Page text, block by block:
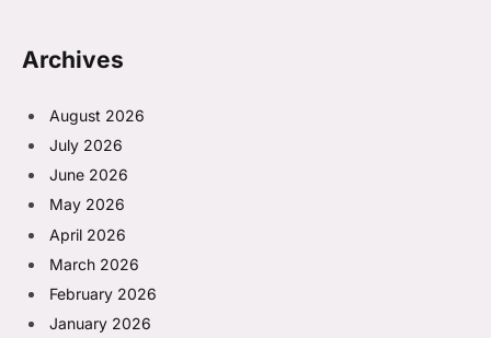
Archives
August 2026
July 2026
June 2026
May 2026
April 2026
March 2026
February 2026
January 2026